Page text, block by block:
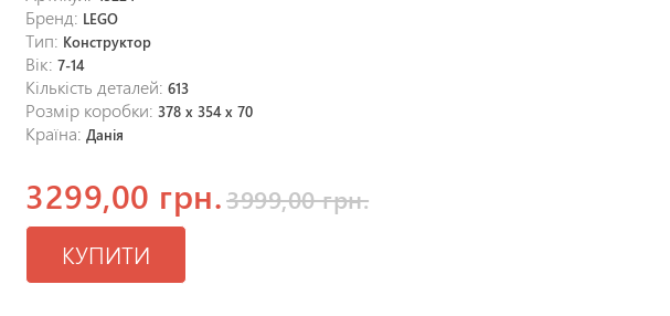
Бренд: LEGO
Тип: Конструктор
Вік:7-14
Кількість деталей:613
Розмір коробки:378 x 354 x 70
Країна:Данія
3299,00 грн.3999,00 грн.
КУПИТИ